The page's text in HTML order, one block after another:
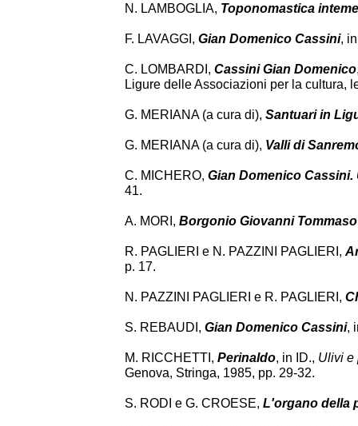
N. LAMBOGLIA, Toponomastica
F. LAVAGGI, Gian Domenico Cassini,
C. LOMBARDI, Cassini Gian Domenico
Ligure delle Associazioni per la cultura,
G. MERIANA (a cura di), Santuari in
G. MERIANA (a cura di), Valli di
C. MICHERO, Gian Domenico
41.
A. MORI, Borgonio Giovanni Tommaso
R. PAGLIERI e N. PAZZINI PAGLIERI,
p. 17.
N. PAZZINI PAGLIERI e R. PAGLIERI,
S. REBAUDI, Gian Domenico Cassini,
M. RICCHETTI, Perinaldo, in ID., Ulivi e
Genova, Stringa, 1985, pp. 29-32.
S. RODI e G. CROESE, L'organo della